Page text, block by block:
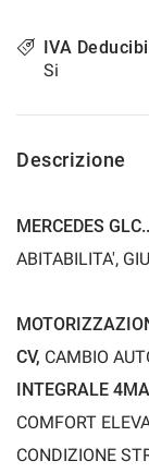
IVA
Si
Descrizione
MERCEDES
ABITABILITA',
CV, CAMBIO
INTEGRALE
COMFORT
CONDIZIONE
di
tracciamento
rimanda
cookie
rivedere
modificare
scelte
in
momento.